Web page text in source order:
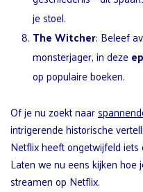
je stoel.
The Witcher: Beleef
monsterjager, in deze
op populaire boeken.
Of je nu zoekt naar
intrigerende historische
Netflix heeft ongetwijfeld
Laten we nu eens kijken
streamen op Netflix.